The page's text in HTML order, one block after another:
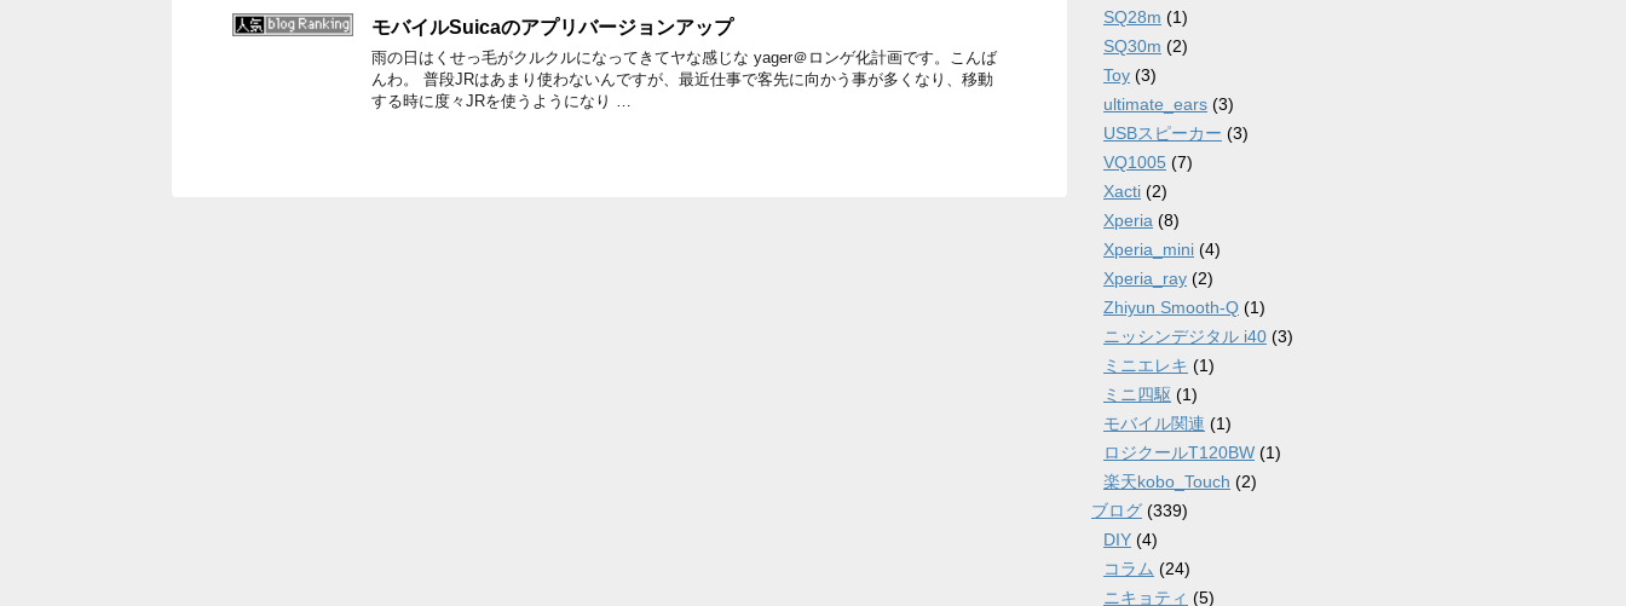
モバイルSuicaのアプリバージョンアップ
雨の日はくせっ毛がクルクルになってきてヤな感じな yager＠ロンゲ化計画です。こんば
んわ。 普段JRはあまり使わないんですが、最近仕事で客先に向かう事が多くなり、移動
する時に度々JRを使うようになり …
SQ28m (1)
SQ30m (2)
Toy (3)
ultimate_ears (3)
USBスピーカー (3)
VQ1005 (7)
Xacti (2)
Xperia (8)
Xperia_mini (4)
Xperia_ray (2)
Zhiyun Smooth-Q (1)
ニッシンデジタル i40 (3)
ミニエレキ (1)
ミニ四駆 (1)
モバイル関連 (1)
ロジクールT120BW (1)
楽天kobo_Touch (2)
ブログ (339)
DIY (4)
コラム (24)
ニキョティ (5)